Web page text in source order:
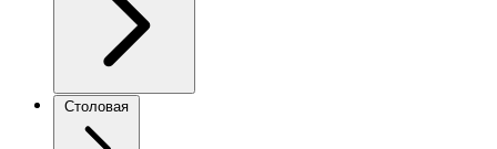
Столовая